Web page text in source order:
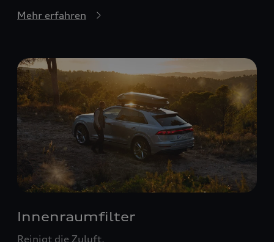
Mehr erfahren
Innenraumfilter
Reinigt die Zuluft.